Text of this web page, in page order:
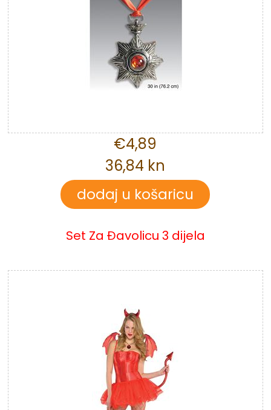
€4,89
36,84 kn
Set Za Đavolicu 3 dijela